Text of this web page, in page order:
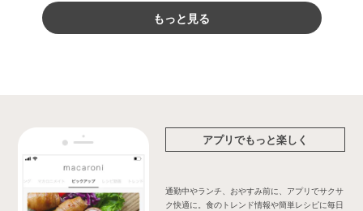
もっと見る
アプリでもっと楽しく
通勤中やランチ、おやすみ前に、アプリでサクサ
ク快適に。食のトレンド情報や簡単レシピに毎日